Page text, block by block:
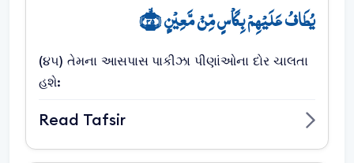
یُطَافُ عَلَیۡہِمۡ بِکَاۡسٍ مِّنۡ مَّعِیۡنٍۭ ﴿ۙ۴۵﴾
(૪૫) તેમના આસપાસ પાકીઝા પીણાંઓના દોર ચાલતા
હશે:
Read Tafsir